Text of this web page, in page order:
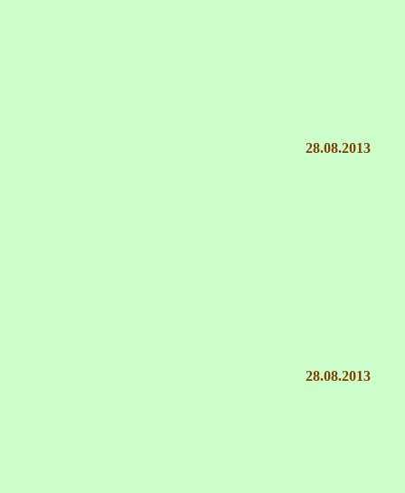
28.08.2013
28.08.2013